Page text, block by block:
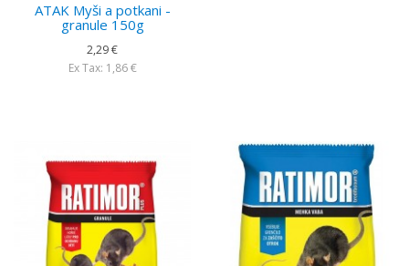
ATAK Myši a potkani -
granule 150g
2,29 €
Ex Tax: 1,86 €